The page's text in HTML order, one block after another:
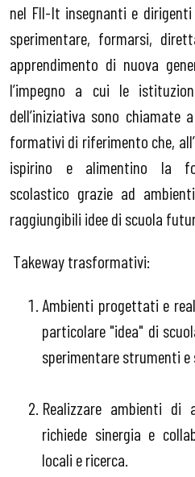
nel Fll-It insegnanti e dirigenti
sperimentare, formarsi,
apprendimento di nuova
l’impegno a cui le
dell’iniziativa sono chiamate
formativi di riferimento che,
ispirino e alimentino la
scolastico grazie ad
raggiungibili idee di scuola
Takeway trasformativi:
Ambienti progettati e
particolare "idea" di
sperimentare strumenti
Realizzare ambienti di
richiede sinergia e
locali e ricerca.